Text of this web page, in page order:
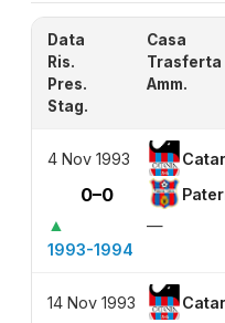
Data
Casa
Ris.
Trasferta
Pres.
Amm.
Stag.
4 Nov 1993
0–0
▲
—
1993-1994
14 Nov 1993